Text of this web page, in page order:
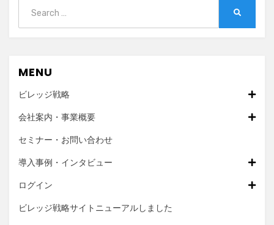
for:
MENU
ビレッジ戦略
会社案内・事業概要
セミナー・お問い合わせ
導入事例・インタビュー
ログイン
ビレッジ戦略サイトニューアルしました